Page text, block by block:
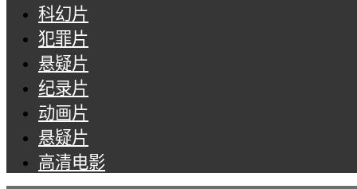
科幻片
犯罪片
悬疑片
纪录片
动画片
悬疑片
高清电影